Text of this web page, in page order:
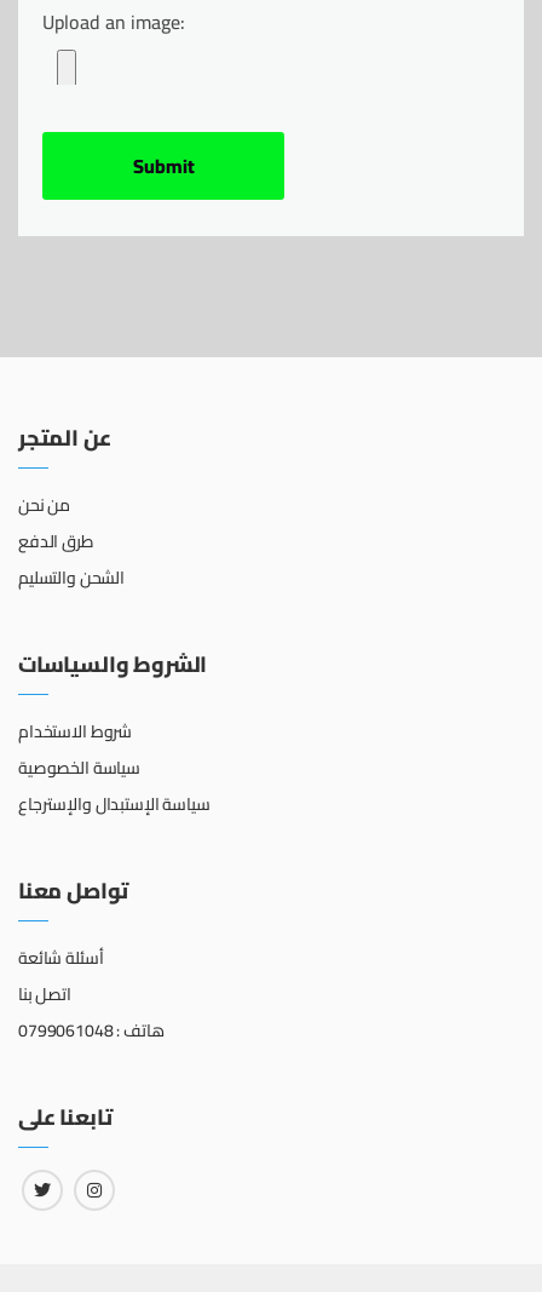
Upload an image:
عن المتجر
من نحن
طرق الدفع
الشحن والتسليم
الشروط والسياسات
شروط الاستخدام
سياسة الخصوصية
سياسة الإستبدال والإسترجاع
تواصل معنا
أسئلة شائعة
اتصل بنا
هاتف : 0799061048
تابعنا على